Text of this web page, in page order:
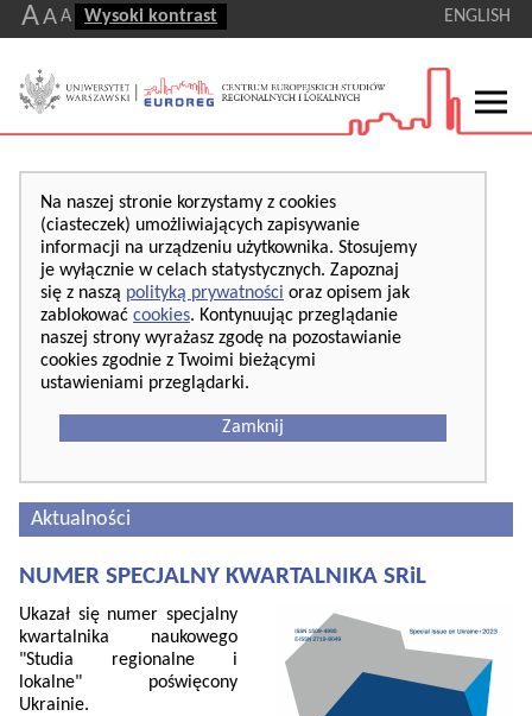
AA A Wysoki kontrast ENGLISH
Na naszej stronie korzystamy z cookies
(ciasteczek) umożliwiających zapisywanie
informacji na urządzeniu użytkownika. Stosujemy
je wyłącznie w celach statystycznych. Zapoznaj
się z naszą polityką prywatności oraz opisem jak
zablokować cookies. Kontynuując przeglądanie
naszej strony wyrażasz zgodę na pozostawianie
cookies zgodnie z Twoimi bieżącymi
ustawieniami przeglądarki.
Zamknij
Aktualności
NUMER SPECJALNY KWARTALNIKA SRiL
Ukazał się numer specjalny
kwartalnika naukowego
"Studia regionalne i
lokalne" poświęcony
Ukrainie.